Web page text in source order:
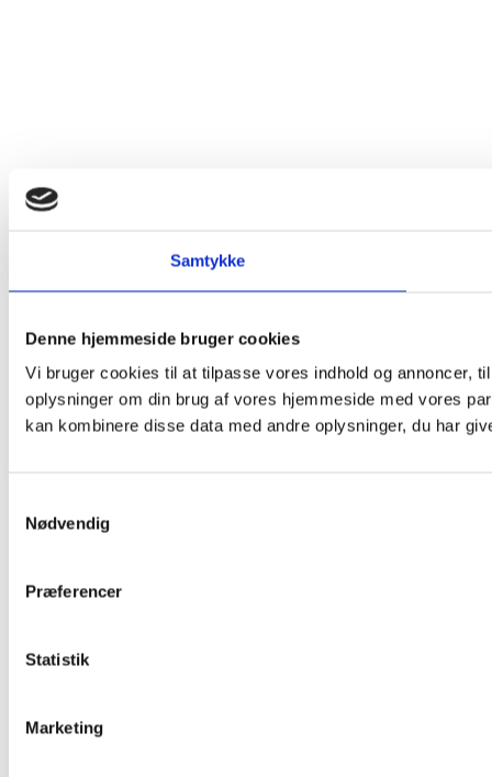
Samtykke
Denne hjemmeside bruger cookies
Vi bruger cookies til at tilpasse vores indhold og annoncer,
oplysninger om din brug af vores hjemmeside med vores
kan kombinere disse data med andre oplysninger, du har
Nødvendig
Præferencer
Statistik
Marketing